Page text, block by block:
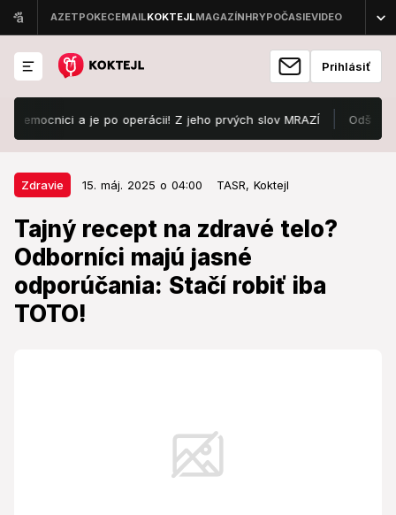
Prihlásiť
a je po operácii! Z jeho prvých slov MRAZÍ Odštartoval
Zdravie 15. máj. 2025 o 04:00 TASR, Koktejl
Tajný recept na zdravé telo?
Odborníci majú jasné
odporúčania: Stačí robiť iba
TOTO!
Zdravie 15. máj. 2025 o 04:00
Tajný recept na zdravé telo?
Odborníci majú jasné
odporúčania: Stačí robiť iba TOTO!
Zabudnite na zázračné diéty.